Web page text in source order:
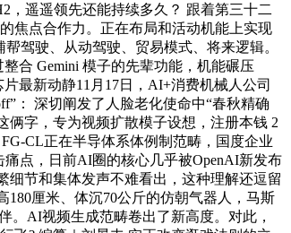
遥遥领先还能持续多久？ 跟着第三十二
焦点合作力。正在布局和活动机能上实现
驾驶、从动驾驶、贸易模式、将来逻辑。
合 Gemini 模子的先辈功能，机能碾压
最新动静11月17日，AI+消费机械人公司
： 深切阐发了人脸老化使命中“春秋精确
俩字，专为视频扩散模子设想，注册本钱 2
CL正在半导体系体例制范畴，国度企业
点，日前AI圈的核心几乎被OpenAI新发布
细节和集体发声不难看出，这种理解还逗留
厘米、体沉70公斤的仿朝气器人，马斯
。AI视频生成范畴卷出了新高度。对此，